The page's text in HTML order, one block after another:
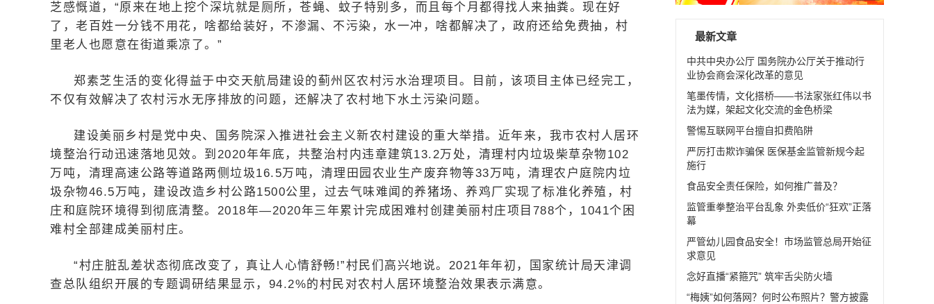
芝感慨道，“原来在地上挖个深坑就是厕所，苍蝇、蚊子特别多，而且每个月都得找人来抽粪。现在好
了，老百姓一分钱不用花，啥都给装好，不渗漏、不污染，水一冲，啥都解决了，政府还给免费抽，村
里老人也愿意在街道乘凉了。”
郑素芝生活的变化得益于中交天航局建设的蓟州区农村污水治理项目。目前，该项目主体已经完工，
不仅有效解决了农村污水无序排放的问题，还解决了农村地下水土污染问题。
建设美丽乡村是党中央、国务院深入推进社会主义新农村建设的重大举措。近年来，我市农村人居环
境整治行动迅速落地见效。到2020年年底，共整治村内违章建筑13.2万处，清理村内垃圾柴草杂物102
万吨，清理高速公路等道路两侧垃圾16.5万吨，清理田园农业生产废弃物等33万吨，清理农户庭院内垃
圾杂物46.5万吨，建设改造乡村公路1500公里，过去气味难闻的养猪场、养鸡厂实现了标准化养殖，村
庄和庭院环境得到彻底清整。2018年—2020年三年累计完成困难村创建美丽村庄项目788个，1041个困
难村全部建成美丽村庄。
“村庄脏乱差状态彻底改变了，真让人心情舒畅!”村民们高兴地说。2021年年初，国家统计局天津调
查总队组织开展的专题调研结果显示，94.2%的村民对农村人居环境整治效果表示满意。
最新文章
中共中央办公厅 国务院办公厅关于推动行
业协会商会深化改革的意见
笔墨传情，文化搭桥——书法家张红伟以书
法为媒，架起文化交流的金色桥梁
警惕互联网平台擅自扣费陷阱
严厉打击欺诈骗保 医保基金监管新规今起
施行
食品安全责任保险，如何推广普及？
监管重拳整治平台乱象 外卖低价“狂欢”正落
幕
严管幼儿园食品安全！市场监管总局开始征
求意见
念好直播“紧箍咒” 筑牢舌尖防火墙
“梅姨”如何落网？何时公布照片？警方披露